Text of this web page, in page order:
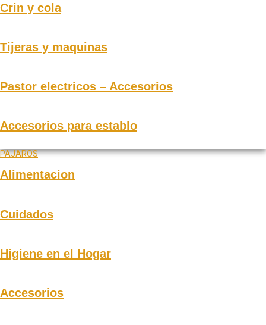
Crin y cola
Tijeras y maquinas
Pastor electricos – Accesorios
Accesorios para establo
PAJAROS
Alimentacion
Cuidados
Higiene en el Hogar
Accesorios